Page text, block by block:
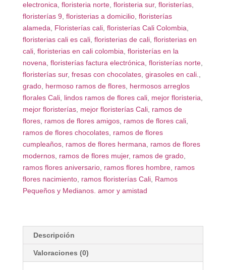
electronica, floristeria norte, floristeria sur, floristerías,
floristerías 9, floristerias a domicilio, floristerías
alameda, Floristerías cali, floristerías Cali Colombia,
floristerias cali es cali, floristerias de cali, floristerias en
cali, floristerias en cali colombia, floristerías en la
novena, floristerías factura electrónica, floristerías norte,
floristerías sur, fresas con chocolates, girasoles en cali.,
grado, hermoso ramos de flores, hermosos arreglos
florales Cali, lindos ramos de flores cali, mejor floristeria,
mejor floristerías, mejor floristerías Cali, ramos de
flores, ramos de flores amigos, ramos de flores cali,
ramos de flores chocolates, ramos de flores
cumpleaños, ramos de flores hermana, ramos de flores
modernos, ramos de flores mujer, ramos de grado,
ramos flores aniversario, ramos flores hombre, ramos
flores nacimiento, ramos floristerías Cali, Ramos
Pequeños y Medianos. amor y amistad
Descripción
Valoraciones (0)